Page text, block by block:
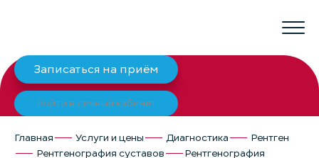
Записаться на приём
Войти в личный кабинет
Главная Услуги и цены Диагностика
Рентген
Рентгенография суставов
Рентгенография